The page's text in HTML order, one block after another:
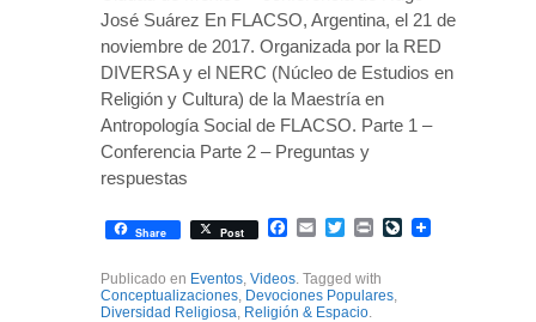
José Suárez En FLACSO, Argentina, el 21 de
noviembre de 2017. Organizada por la RED
DIVERSA y el NERC (Núcleo de Estudios en
Religión y Cultura) de la Maestría en
Antropología Social de FLACSO. Parte 1 –
Conferencia Parte 2 – Preguntas y
respuestas
Share Post Facebook
EmailTwitterPrintLiveJournal
Publicado en Eventos Videos . Tagged with
Conceptualizaciones Devociones Populares
Diversidad Religiosa Religión & Espacio